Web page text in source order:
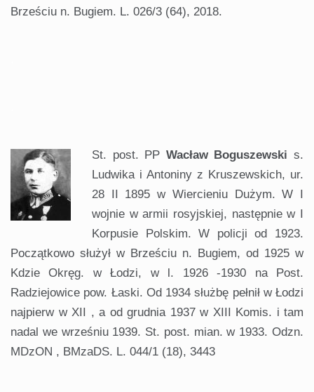
Brześciu n. Bugiem. L. 026/3 (64), 2018.
St. post. PP Wacław Boguszewski s.
Ludwika i Antoniny z Kruszewskich, ur.
28 II 1895 w Wiercieniu Dużym. W I
wojnie w armii rosyjskiej, następnie w I
Korpusie Polskim. W policji od 1923.
Początkowo służył w Brześciu n. Bugiem, od 1925 w
Kdzie Okręg. w Łodzi, w l. 1926 -1930 na Post.
Radziejowice pow. Łaski. Od 1934 służbę pełnił w Łodzi
najpierw w XII , a od grudnia 1937 w XIII Komis. i tam
nadal we wrześniu 1939. St. post. mian. w 1933. Odzn.
MDzON , BMzaDS. L. 044/1 (18), 3443